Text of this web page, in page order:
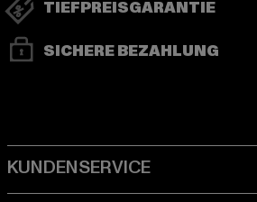
TIEFPREISGARANTIE
SICHERE BEZAHLUNG